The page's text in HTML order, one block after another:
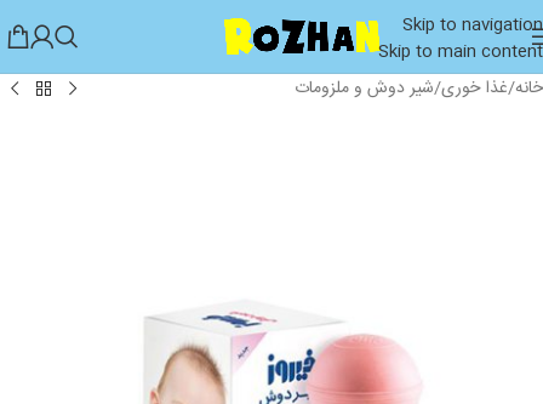
Skip to navigation
Skip to main content
خانه/غذا خوری/شیر دوش و ملزومات